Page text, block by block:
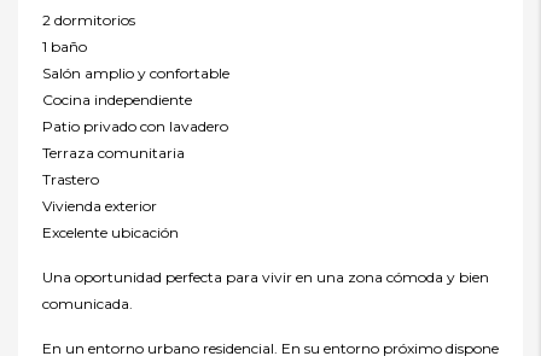
2 dormitorios
1 baño
Salón amplio y confortable
Cocina independiente
Patio privado con lavadero
Terraza comunitaria
Trastero
Vivienda exterior
Excelente ubicación
Una oportunidad perfecta para vivir en una zona cómoda y bien
comunicada.
En un entorno urbano residencial. En su entorno próximo dispone